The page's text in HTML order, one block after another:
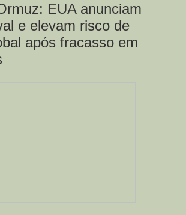
EUA anunciam
e elevam risco de
após fracasso em